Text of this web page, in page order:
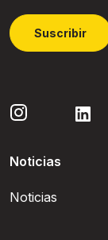
Suscribir
Noticias
Noticias